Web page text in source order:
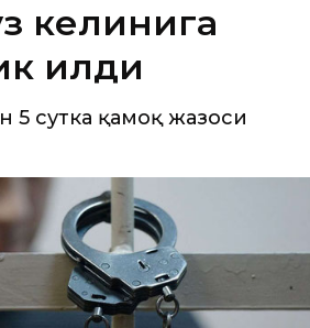
сутка қамоқ жазоси